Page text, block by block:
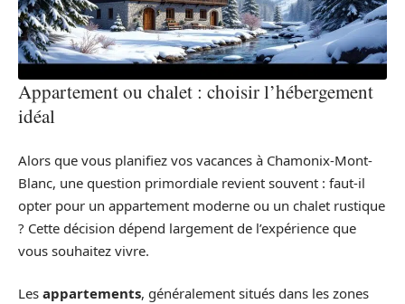
Appartement ou chalet : choisir l’hébergement
idéal
Alors que vous planifiez vos vacances à Chamonix-Mont-
Blanc, une question primordiale revient souvent : faut-il
opter pour un appartement moderne ou un chalet rustique
? Cette décision dépend largement de l’expérience que
vous souhaitez vivre.
Les appartements, généralement situés dans les zones